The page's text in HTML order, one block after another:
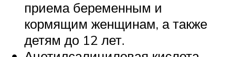
приема беременным и
кормящим женщинам, а также
детям до 12 лет.